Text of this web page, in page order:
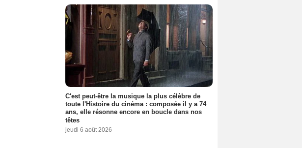
C'est peut-être la musique la plus célèbre de
toute l'Histoire du cinéma : composée il y a 74
ans, elle résonne encore en boucle dans nos
têtes
jeudi 6 août 2026